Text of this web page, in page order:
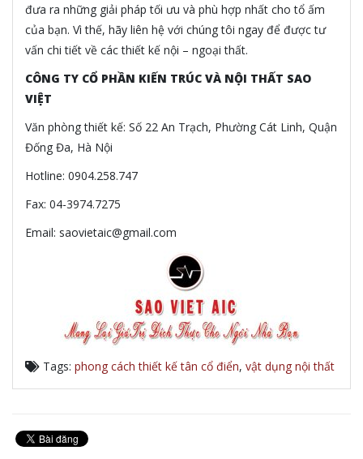
đưa ra những giải pháp tối ưu và phù hợp nhất cho tổ ấm
của bạn. Vì thế, hãy liên hệ với chúng tôi ngay để được tư
vấn chi tiết về các thiết kế nội – ngoại thất.
CÔNG TY CỔ PHẦN KIẾN TRÚC VÀ NỘI THẤT SAO
VIỆT
Văn phòng thiết kế: Số 22 An Trạch, Phường Cát Linh, Quận
Đống Đa, Hà Nội
Hotline: 0904.258.747
Fax: 04-3974.7275
Email: saovietaic@gmail.com
Tags: phong cách thiết kế tân cổ điển, vật dụng nội thất